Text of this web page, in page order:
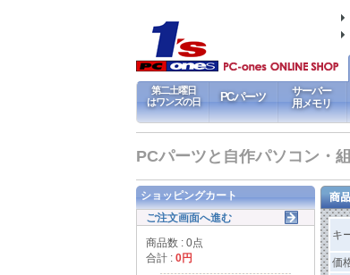
第二土曜日
はワンズの日
PCパーツ
サーバー
用メモリ
PCパーツと自作パソコン・
キ
価
ショッピングカート
ご注文画面へ進む
商品数 : 0点
合計 : 0円